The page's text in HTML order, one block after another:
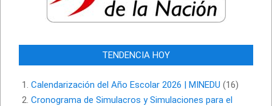
TENDENCIA HOY
Calendarización del Año Escolar 2026 | MINEDU (16)
Cronograma de Simulacros y Simulaciones para el